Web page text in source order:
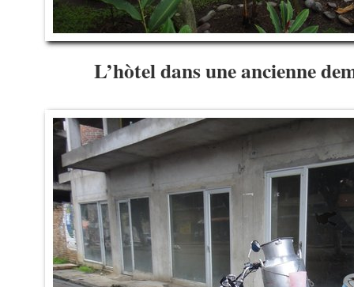
L’hòtel dans une ancienne